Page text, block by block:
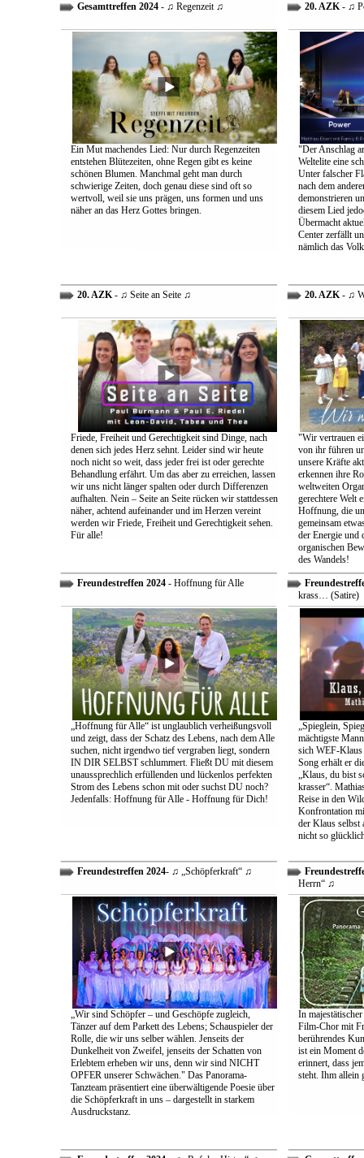
Gesamttreffen 2024- ♫ Regenzeit ♫
Ein Mut machendes Lied: Nur durch Regenzeiten
entstehen Blütezeiten, ohne Regen gibt es keine
schönen Blumen. Manchmal geht man durch
schwierige Zeiten, doch genau diese sind oft so
wertvoll, weil sie uns prägen, uns formen und uns
näher an das Herz Gottes bringen.
20. AZK- ♫
"Der Anschlag
Weltelite eine
Unter falscher
nach dem
demonstrieren
diesem Lied
Übermacht
Center zerfällt
nämlich das
20. AZK- ♫ Seite an Seite ♫
Friede, Freiheit und Gerechtigkeit sind Dinge, nach
denen sich jedes Herz sehnt. Leider sind wir heute
noch nicht so weit, dass jeder frei ist oder gerechte
Behandlung erfährt. Um das aber zu erreichen, lassen
wir uns nicht länger spalten oder durch Differenzen
aufhalten. Nein – Seite an Seite rücken wir stattdessen
näher, achtend aufeinander und im Herzen vereint
werden wir Friede, Freiheit und Gerechtigkeit sehen.
Für alle!
20. AZK- ♫
"Wir vertrauen
von ihr führen
unsere Kräfte
erkennen ihre
weltweiten
gerechtere Welt
Hoffnung, die
gemeinsam
der Energie und
organischen
des Wandels!
Freundestreffen 2024- Hoffnung für Alle
„Hoffnung für Alle“ ist unglaublich verheißungsvoll
und zeigt, dass der Schatz des Lebens, nach dem Alle
suchen, nicht irgendwo tief vergraben liegt, sondern
IN DIR SELBST schlummert. Fließt DU mit diesem
unaussprechlich erfüllenden und lückenlos perfekten
Strom des Lebens schon mit oder suchst DU noch?
Jedenfalls: Hoffnung für Alle - Hoffnung für Dich!
krass… (Satire)
„Spieglein,
mächtigste
sich WEF-Klaus
Song erhält er
„Klaus, du bist
krasser“.
Reise in den
Konfrontation
der Klaus
nicht so
Freundestreffen 2024- ♫ „Schöpferkraft“ ♫
„Wir sind Schöpfer – und Geschöpfe zugleich,
Tänzer auf dem Parkett des Lebens; Schauspieler der
Rolle, die wir uns selber wählen. Jenseits der
Dunkelheit von Zweifel, jenseits der Schatten von
Erlebtem erheben wir uns, denn wir sind NICHT
OPFER unserer Schwächen." Das Panorama-
Tanzteam präsentiert eine überwältigende Poesie über
die Schöpferkraft in uns – dargestellt in starkem
Ausdruckstanz.
Herrn“ ♫
In
Film-Chor mit
berührendes
ist ein Moment
erinnert, dass
steht. Ihm allein